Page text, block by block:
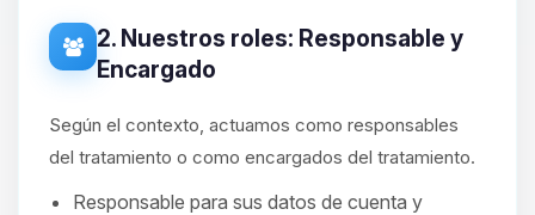
2. Nuestros roles: Responsable y
Encargado
Según el contexto, actuamos como responsables
del tratamiento o como encargados del tratamiento.
Responsable para sus datos de cuenta y